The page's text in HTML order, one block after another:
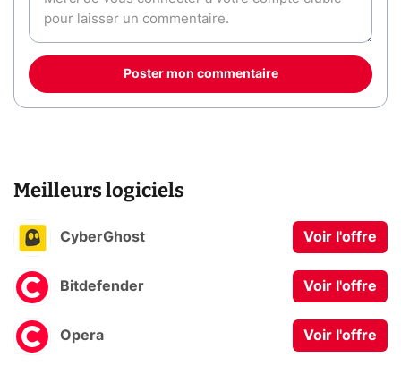
Poster mon commentaire
Meilleurs logiciels
CyberGhost Voir l'offre
Bitdefender Voir l'offre
Opera Voir l'offre